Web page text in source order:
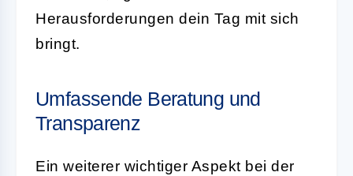
Herausforderungen dein Tag mit sich
bringt.
Umfassende Beratung und
Transparenz
Ein weiterer wichtiger Aspekt bei der